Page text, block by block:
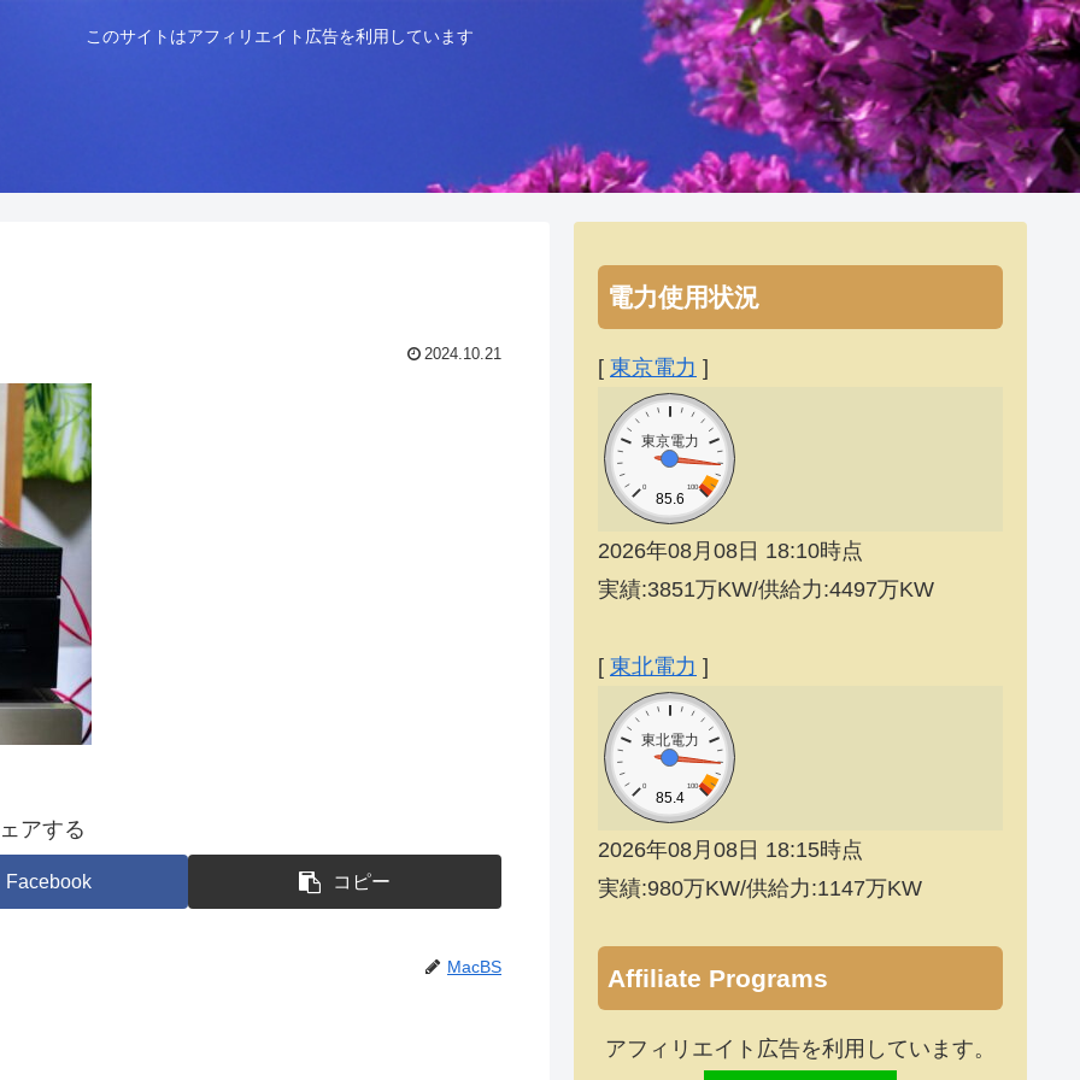
このサイトはアフィリエイト広告を利用しています
2024.10.21
アする
Facebook コピー
MacBS
電力使用状況
[ 東京電力 ]
東京電力
0 100
85.6
2026年08月08日 18:10時点
実績:3851万KW/供給力:4497万KW
[ 東北電力 ]
東北電力
0 100
85.4
2026年08月08日 18:15時点
実績:980万KW/供給力:1147万KW
Affiliate Programs
アフィリエイト広告を利用しています。